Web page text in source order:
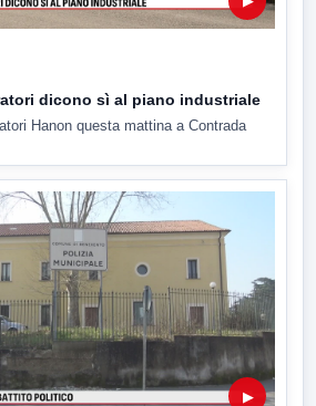
dicono sì al piano industriale
Hanon questa mattina a Contrada
▶